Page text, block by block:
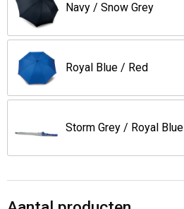
Jassen
Been- en voetbescherming
Overalls
Schorten en Sloven
Gilets
Reistassen
Koffers en Trolleys
Sporttassen
Boodschappentassen
Schoudertassen
Navy / Snow Grey
Royal Blue / Red
Storm Grey / Royal Blue